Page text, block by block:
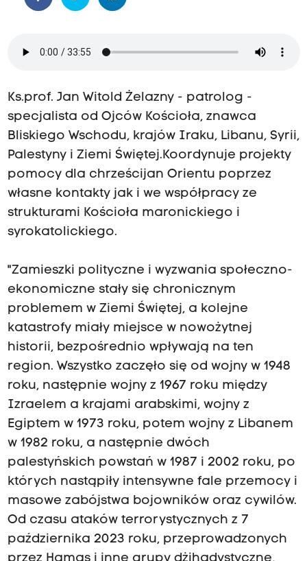
Ks.prof. Jan Witold Żelazny - patrolog -
specjalista od Ojców Kościoła, znawca
Bliskiego Wschodu, krajów Iraku, Libanu, Syrii,
Palestyny i Ziemi Świętej.Koordynuje projekty
pomocy dla chrześcijan Orientu poprzez
własne kontakty jak i we współpracy ze
strukturami Kościoła maronickiego i
syrokatolickiego.
"Zamieszki polityczne i wyzwania społeczno-
ekonomiczne stały się chronicznym
problemem w Ziemi Świętej, a kolejne
katastrofy miały miejsce w nowożytnej
historii, bezpośrednio wpływają na ten
region. Wszystko zaczęło się od wojny w 1948
roku, następnie wojny z 1967 roku między
Izraelem a krajami arabskimi, wojny z
Egiptem w 1973 roku, potem wojny z Libanem
w 1982 roku, a następnie dwóch
palestyńskich powstań w 1987 i 2002 roku, po
których nastąpiły intensywne fale przemocy i
masowe zabójstwa bojowników oraz cywilów.
Od czasu ataków terrorystycznych z 7
października 2023 roku, przeprowadzonych